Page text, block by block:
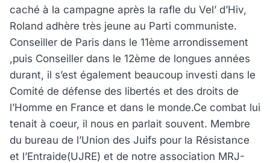
caché à la campagne après la rafle du Vel’ d’Hiv,
Roland adhère très jeune au Parti communiste.
Conseiller de Paris dans le 11ème arrondissement
,puis Conseiller dans le 12ème de longues années
durant, il s’est également beaucoup investi dans le
Comité de défense des libertés et des droits de
l’Homme en France et dans le monde.Ce combat lui
tenait à coeur, il nous en parlait souvent. Membre
du bureau de l’Union des Juifs pour la Résistance
et l’Entraide(UJRE) et de notre association MRJ-